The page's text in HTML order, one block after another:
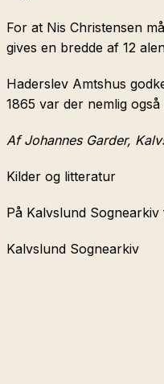
For at Nis Christensen
gives en bredde af 12
Haderslev Amtshus
1865 var der nemlig
Af Johannes Garder,
Kilder og litteratur
På Kalvslund
Kalvslund Sognearkiv